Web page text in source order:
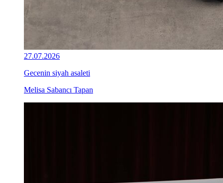
27.07.2026
Gecenin siyah asaleti
Melisa Sabancı Tapan